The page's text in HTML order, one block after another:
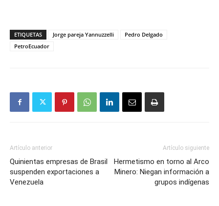
ETIQUETAS Jorge pareja Yannuzzelli
Pedro Delgado
PetroEcuador
Artículo anterior
Quinientas empresas de Brasil
suspenden exportaciones a
Venezuela
Artículo siguiente
Hermetismo en torno al Arco
Minero: Niegan información a
grupos indígenas